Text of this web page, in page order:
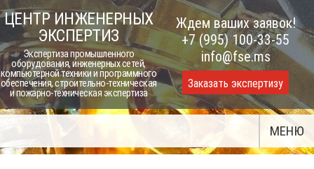
Skip
to
content
ЦЕНТР ИНЖЕНЕРНЫХ
ЭКСПЕРТИЗ
Экспертиза промышленного
оборудования, инженерных сетей,
компьютерной техники и программного
обеспечения, строительно-техническая
и пожарно-техническая экспертиза
Ждем ваших заявок!
+7 (995) 100-33-55
info@fse.ms
Заказать экспертизу
МЕНЮ